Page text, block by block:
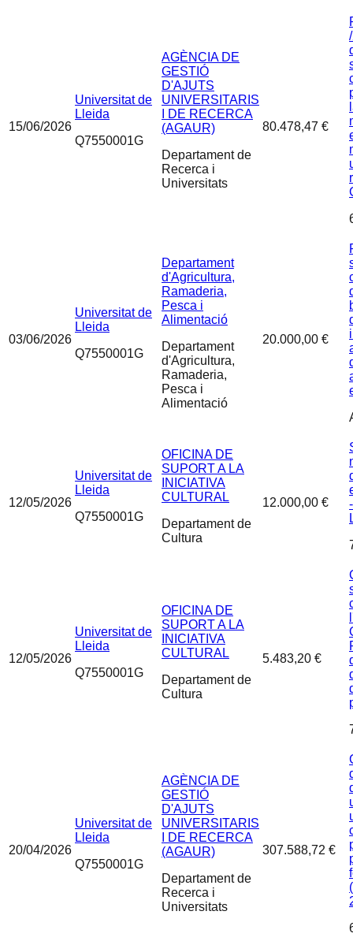
15/06/2026
Universitat de
Lleida
Q7550001G
AGÈNCIA DE
GESTIÓ
D'AJUTS
UNIVERSITARIS
I DE RECERCA
(AGAUR)
Departament de
Recerca i
Universitats
80.478,47 €
03/06/2026
Universitat de
Lleida
Q7550001G
Departament
d'Agricultura,
Ramaderia,
Pesca i
Alimentació
Departament
d'Agricultura,
Ramaderia,
Pesca i
Alimentació
20.000,00 €
12/05/2026
Universitat de
Lleida
Q7550001G
OFICINA DE
SUPORT A LA
INICIATIVA
CULTURAL
Departament de
Cultura
12.000,00 €
12/05/2026
Universitat de
Lleida
Q7550001G
OFICINA DE
SUPORT A LA
INICIATIVA
CULTURAL
Departament de
Cultura
5.483,20 €
20/04/2026
Universitat de
Lleida
Q7550001G
AGÈNCIA DE
GESTIÓ
D'AJUTS
UNIVERSITARIS
I DE RECERCA
(AGAUR)
Departament de
Recerca i
Universitats
307.588,72 €